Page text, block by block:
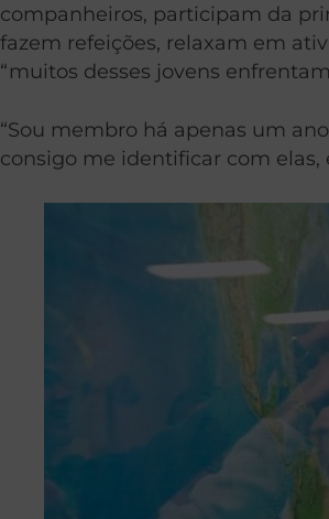
companheiros, participam da
fazem refeições, relaxam em
“muitos desses jovens
“Sou membro há apenas um
consigo me identificar com